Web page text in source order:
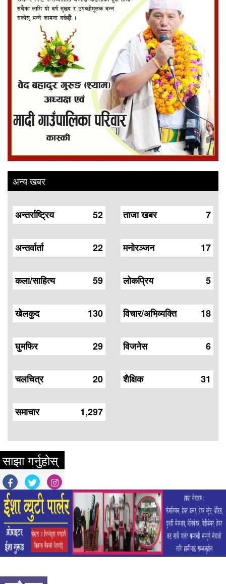
अन्य खबर
52
अन्तर्राष्ट्रिय
22
अन्तर्वार्ता
59
कला/साहित्य
130
खेलकुद
29
घुमफिर
20
चलचित्र
7
ताजा खबर
17
मनोरञ्जन
5
लोकप्रिय
18
विचार/अभिव्यक्ति
6
विजनेस
31
शैक्षिक
1,297
समाचार
साझा गर्नुहोस्